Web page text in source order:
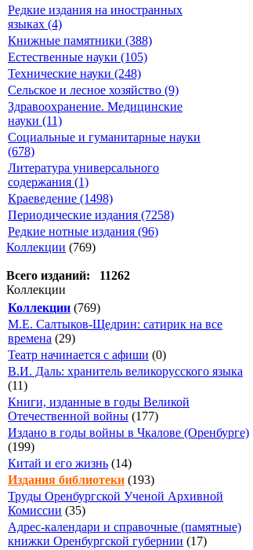
Редкие издания на иностранных
языках (4)
Книжные памятники (388)
Естественные науки (105)
Технические науки (248)
Сельское и лесное хозяйство (9)
Здравоохранение. Медицинские
науки (11)
Социальные и гуманитарные науки
(678)
Литература универсального
содержания (1)
Краеведение (1498)
Периодические издания (7258)
Редкие нотные издания (96)
Коллекции (769)
Всего изданий: 11262
Коллекции
Коллекции (769)
М.Е. Салтыков-Щедрин: сатирик на все
времена (29)
Театр начинается с афиши (0)
В.И. Даль: хранитель великорусского языка
(11)
Книги, изданные в годы Великой
Отечественной войны (177)
Издано в годы войны в Чкалове (Оренбурге)
(199)
Китай и его жизнь (14)
Издания библиотеки (193)
Труды Оренбургской Ученой Архивной
Комиссии (35)
Адрес-календари и справочные (памятные)
книжки Оренбургской губернии (17)